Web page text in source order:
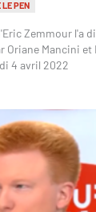
LE PEN
Zemmour l'a
Oriane Mancini et
4 avril 2022